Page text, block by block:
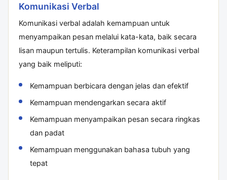
Komunikasi Verbal
Komunikasi verbal adalah kemampuan untuk
menyampaikan pesan melalui kata-kata, baik secara
lisan maupun tertulis. Keterampilan komunikasi verbal
yang baik meliputi:
Kemampuan berbicara dengan jelas dan efektif
Kemampuan mendengarkan secara aktif
Kemampuan menyampaikan pesan secara ringkas
dan padat
Kemampuan menggunakan bahasa tubuh yang
tepat